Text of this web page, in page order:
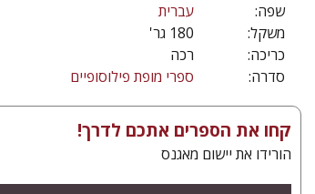
שפה:
עברית
משקל:
180 גר'
כריכה:
רכה
סדרה:
ספרי מופת פילוסופיים
קחו את הספרים אתכם לדרך!
הורידו את יישום מאגנס